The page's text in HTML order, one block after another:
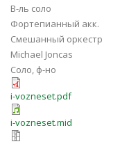
В-ль соло
Фортепианный акк.
Смешанный оркестр
Michael Joncas
Соло, ф-но
i-vozneset.pdf
i-vozneset.mid